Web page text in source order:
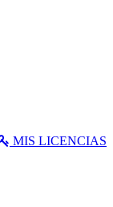
MIS LICENCIAS